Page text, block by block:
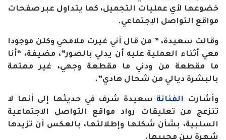
خضوعها لأي عمليات التجميل، كما يتداول عبر صفحات
مواقع التواصل الإجتماعي.
وقالت سعيدة، ” من قال أني غيرت ملامحي وكلن موجودا
معي أثناء العملية عليه أن يدلي بالصور”، مضيفة، “أنا
ما مقطعة من ودني ما مقطعة وجهي، غير مهتمة
بالبشرة ديالي من شحال هادي”.
وأشارت الفنانة سعيدة شرف في حديثها إلى أنها لا
تنزعج من تعليقات رواد مواقع التواصل الاجتماعية
السلبية، بشأن شكلها وإطلالتها، بالعكس أن تزيدها
شهرة بين محبيها.